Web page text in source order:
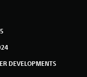
e
DEVELOPMENTS